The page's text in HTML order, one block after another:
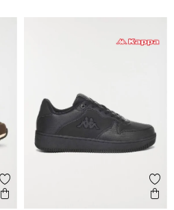
Ajouter aux favoris
Aperçu rapide